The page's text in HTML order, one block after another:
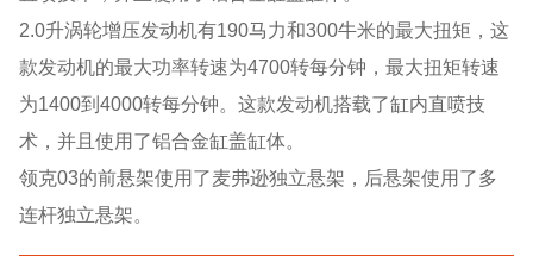
2.0升涡轮增压发动机有190马力和300牛米的最大扭矩，这
款发动机的最大功率转速为4700转每分钟，最大扭矩转速
为1400到4000转每分钟。这款发动机搭载了缸内直喷技
术，并且使用了铝合金缸盖缸体。
领克03的前悬架使用了麦弗逊独立悬架，后悬架使用了多
连杆独立悬架。